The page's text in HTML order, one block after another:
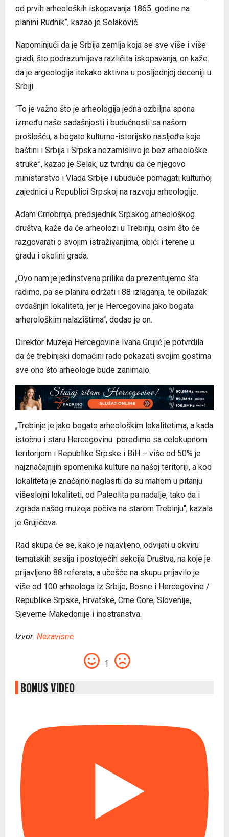
od prvih arheoloških iskopavanja 1865. godine na
planini Rudnik”, kazao je Selaković.
Napominjući da je Srbija zemlja koja se sve više i više
gradi, što podrazumijeva različita iskopavanja, on kaže
da je argeologija itekako aktivna u posljednjoj deceniji u
Srbiji.
“To je važno što je arheologija jedna ozbiljna spona
između naše sadašnjosti i budućnosti sa našom
prošlošću, a bogato kulturno-istorijsko nasljeđe koje
baštini i Srbija i Srpska nezamislivo je bez arheološke
struke”, kazao je Selak, uz tvrdnju da će njegovo
ministarstvo i Vlada Srbije i ubuduće pomagati kulturnoj
zajednici u Republici Srpskoj na razvoju arheologije.
Adam Crnobrnja, predsjednik Srpskog arheološkog
društva, kaže da će arheolozi u Trebinju, osim što će
razgovarati o svojim istraživanjima, obići i terene u
gradu i okolini grada.
„Ovo nam je jedinstvena prilika da prezentujemo šta
radimo, pa se planira održati i 88 izlaganja, te obilazak
ovdašnjih lokaliteta, jer je Hercegovina jako bogata
arherološkim nalazištima“, dodao je on.
Direktor Muzeja Hercegovine Ivana Grujić je potvrdila
da će trebinjski domaćini rado pokazati svojim gostima
sve ono što arheologe bude zanimalo.
„Trebinje je jako bogato arheološkim lokalitetima, a kada
istočnu i staru Hercegovinu poredimo sa celokupnom
teritorijom i Republike Srpske i BiH – više od 50% je
najznačajnijih spomenika kulture na našoj teritoriji, a kod
lokaliteta je značajno naglasiti da su mahom u pitanju
višeslojni lokaliteti, od Paleolita pa nadalje, tako da i
zgrada našeg muzeja počiva na starom Trebinju“, kazala
je Grujićeva.
Rad skupa će se, kako je najavljeno, odvijati u okviru
tematskih sesija i postojećih sekcija Društva, na koje je
prijavljeno 88 referata, a učešće na skupu prijavilo je
više od 100 arheologa iz Srbije, Bosne i Hercegovine /
Republike Srpske, Hrvatske, Crne Gore, Slovenije,
Sjeverne Makedonije i inostranstva.
Izvor: Nezavisne
1
BONUS VIDEO